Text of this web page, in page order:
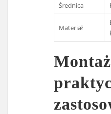
Średnica
Materiał